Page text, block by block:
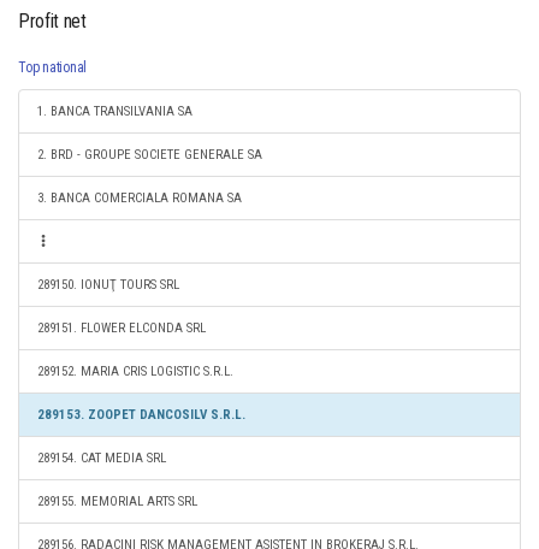
Profit net
Top national
1. BANCA TRANSILVANIA SA
2. BRD - GROUPE SOCIETE GENERALE SA
3. BANCA COMERCIALA ROMANA SA
289150. IONUŢ TOURS SRL
289151. FLOWER ELCONDA SRL
289152. MARIA CRIS LOGISTIC S.R.L.
289153. ZOOPET DANCOSILV S.R.L.
289154. CAT MEDIA SRL
289155. MEMORIAL ARTS SRL
289156. RADACINI RISK MANAGEMENT ASISTENT IN BROKERAJ S.R.L.